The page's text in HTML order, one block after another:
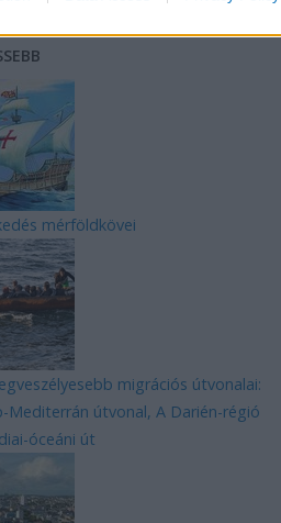
mérföldkövei
migrációs útvonalai:
Mediterrán útvonal, A Darién-régió
óceáni út